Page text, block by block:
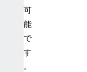
可
能
で
す
。